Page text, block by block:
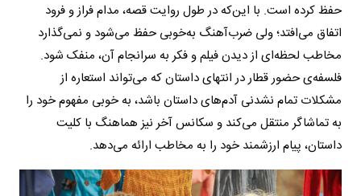
حفظ کرده است. با این‌که در طول روایت قصه، مدام فراز و فرود
اتفاق می‌افتد؛ ولی ضرب‌آهنگ به‌خوبی حفظ می‌شود و نمی‌گذارد
مخاطب لحظه‌ای از دیدن فیلم و فکر به سرانجام آن، منفک شود.
فلسفه‌ی حضور قطار در انتهای داستان که می‌تواند استعاره از
مشکلات تمام نشدنی آدم‌های داستان باشد، به خوبی مفهوم خود را
به تماشاگر منتقل می‌کند و سکانس آخر نیز هماهنگ با کلیت
داستان، پیام ارزشمند خود را به مخاطب ارائه می‌دهد.